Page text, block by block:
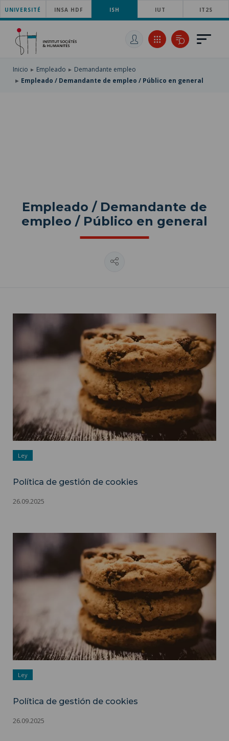
SKIP
TO
MAIN
NAVIGATION
PASAR
AL
CONTENIDO
PRINCIPAL
SKIP
TO
SEARCH
UNIVERSITÉ INSA HDF ISH IUT IT2S
Inicio Empleado
Demandante empleo
Empleado / Demandante de empleo / Público en general
Empleado / Demandante de
empleo / Público en general
Ley
Política de gestión de cookies
26.09.2025
Ley
Política de gestión de cookies
26.09.2025